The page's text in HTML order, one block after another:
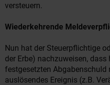
versteuern.
Wiederkehrende
Nun hat der Steuerpflichtige
der Erbe) nachzuweisen,
festgesetzten Abgabenschuld
auslösendes Ereignis (z.B.